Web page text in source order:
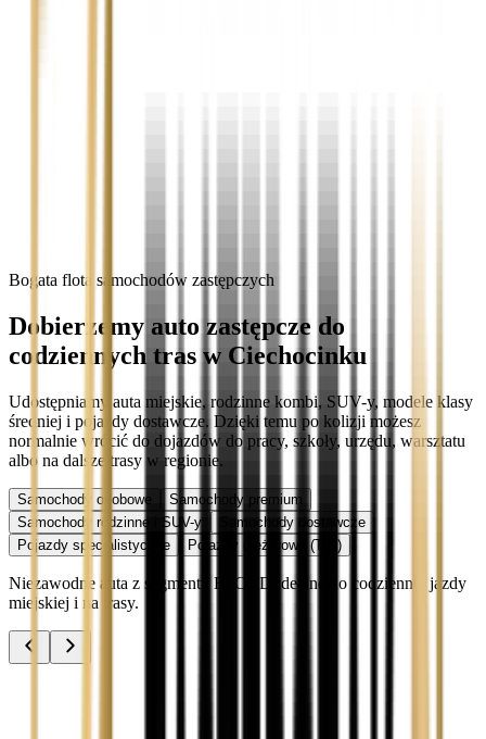
Bogata flota samochodów zastępczych
Dobierzemy auto zastępcze do
codziennych tras w Ciechocinku
Udostępniamy auta miejskie, rodzinne kombi, SUV-y, modele klasy
średniej i pojazdy dostawcze. Dzięki temu po kolizji możesz
normalnie wrócić do dojazdów do pracy, szkoły, urzędu, warsztatu
albo na dalsze trasy w regionie.
Samochody osobowe
Samochody premium
Samochody rodzinne i SUV-y
Samochody dostawcze
Pojazdy specjalistyczne
Pojazdy ciężarowe (TIR)
Niezawodne auta z segmentu B, C i D idealne do codziennej jazdy
miejskiej i na trasy.